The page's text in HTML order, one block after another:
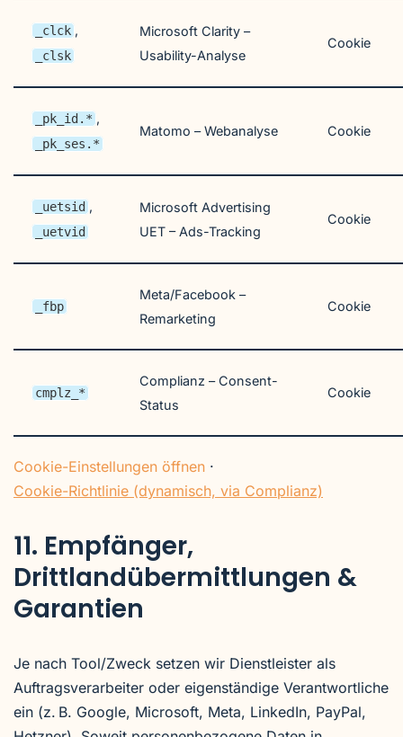
_clck ,
_clsk
Microsoft Clarity –
Usability-Analyse
Cookie
_pk_id.* ,
_pk_ses.*
Matomo – Webanalyse Cookie
_uetsid ,
_uetvid
Microsoft Advertising
UET – Ads-Tracking
Cookie
_fbp
Meta/Facebook –
Remarketing
Cookie
cmplz_*
Complianz – Consent-
Status
Cookie
Cookie-Einstellungen öffnen ·
Cookie-Richtlinie (dynamisch, via Complianz)
11. Empfänger,
Drittlandübermittlungen &
Garantien
Je nach Tool/Zweck setzen wir Dienstleister als
Auftragsverarbeiter oder eigenständige Verantwortliche
ein (z. B. Google, Microsoft, Meta, LinkedIn, PayPal,